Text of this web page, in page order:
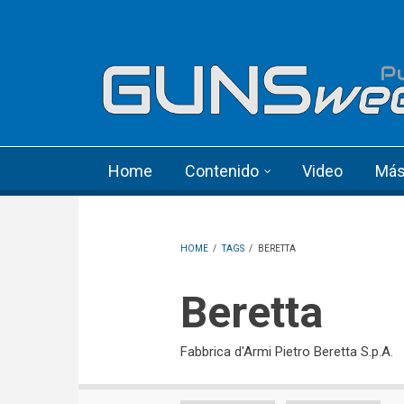
Home Contenido Video
HOME / TAGS / BERETTA
Beretta
Fabbrica d'Armi Pietro Beretta S.p.A.